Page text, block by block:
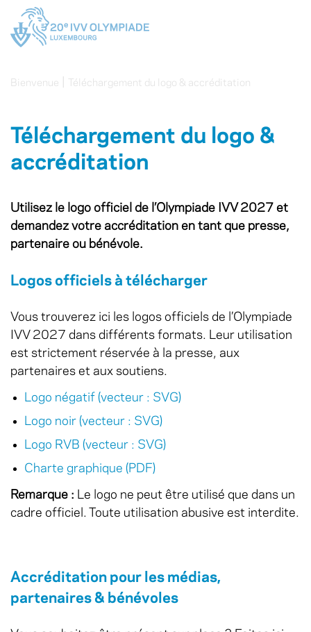
Bienvenue Téléchargement du logo & accréditation
Téléchargement du logo &
accréditation
Utilisez le logo officiel de l’Olympiade IVV 2027 et
demandez votre accréditation en tant que presse,
partenaire ou bénévole.
Logos officiels à télécharger
Vous trouverez ici les logos officiels de l’Olympiade
IVV 2027 dans différents formats. Leur utilisation
est strictement réservée à la presse, aux
partenaires et aux soutiens.
Logo négatif (vecteur : SVG)
Logo noir (vecteur : SVG)
Logo RVB (vecteur : SVG)
Charte graphique (PDF)
Remarque : Le logo ne peut être utilisé que dans un
cadre officiel. Toute utilisation abusive est interdite.
Accréditation pour les médias,
partenaires & bénévoles